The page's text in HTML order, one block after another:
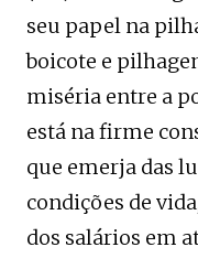
seu papel na
boicote e
miséria entre a
está na firme
que emerja das
condições de
dos salários em